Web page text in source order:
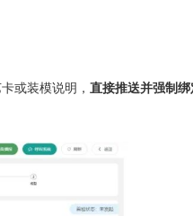
或装模说明， 直接推送并强制